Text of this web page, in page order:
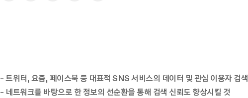
- 트위터, 요즘, 페이스북 등 대표적 SNS 서비스의 데이터 및 관심 이용자 검색
- 네트워크를 바탕으로 한 정보의 선순환을 통해 검색 신뢰도 향상시킬 것